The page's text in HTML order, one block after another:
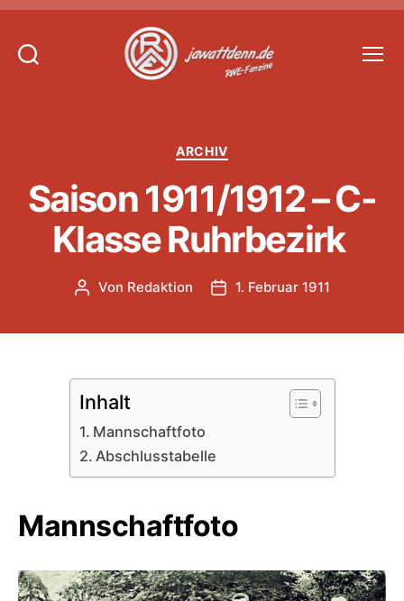
Kategorien
ARCHIV
Saison 1911/1912 – C-
Klasse Ruhrbezirk
Beitragsautor
Von Redaktion Veröffentlichungsdatum
1. Februar 1911
Inhalt
Mannschaftfoto
Abschlusstabelle
Mannschaftfoto